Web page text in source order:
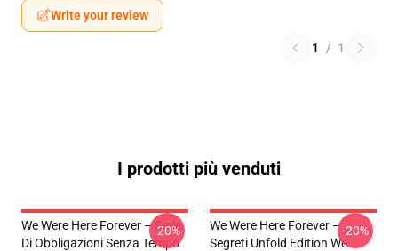
Write your review
1 / 1
I prodotti più venduti
We Were Here Forever – Serie
Di Obbligazioni Senza Tempo
-20%
We Were Here Forever –
Segreti Unfold Edition We
-20%